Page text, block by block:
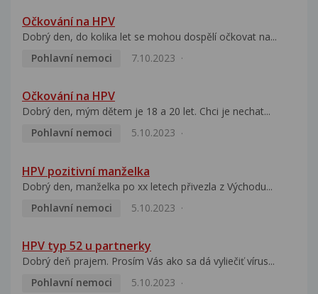
Očkování na HPV
Dobrý den, do kolika let se mohou dospělí očkovat na...
Pohlavní nemoci
7.10.2023
Očkování na HPV
Dobrý den, mým dětem je 18 a 20 let. Chci je nechat...
Pohlavní nemoci
5.10.2023
HPV pozitivní manželka
Dobrý den, manželka po xx letech přivezla z Východu...
Pohlavní nemoci
5.10.2023
HPV typ 52 u partnerky
Dobrý deň prajem. Prosím Vás ako sa dá vyliečiť vírus...
Pohlavní nemoci
5.10.2023